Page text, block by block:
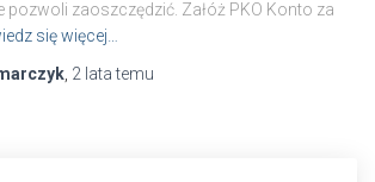
pozwoli zaoszczędzić. Załóż PKO Konto za
się więcej…
2 latatemu